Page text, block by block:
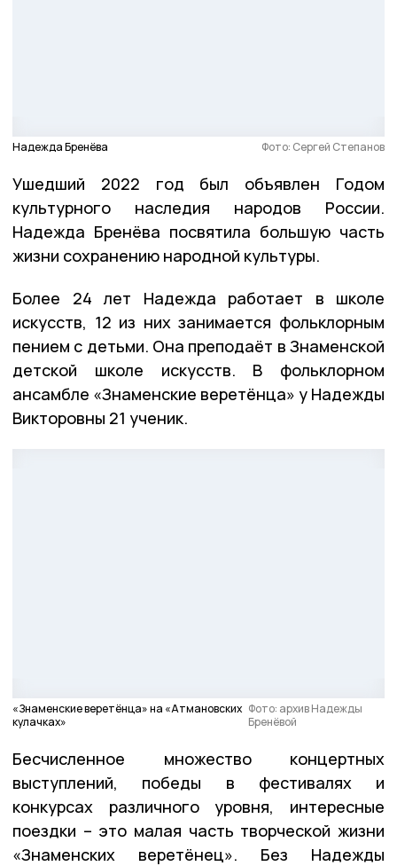
Надежда Бренёва Фото: Сергей Степанов
Ушедший 2022 год был объявлен Годом
культурного наследия народов России.
Надежда Бренёва посвятила большую часть
жизни сохранению народной культуры.
Более 24 лет Надежда работает в школе
искусств, 12 из них занимается фольклорным
пением с детьми. Она преподаёт в Знаменской
детской школе искусств. В фольклорном
ансамбле «Знаменские веретёнца» у Надежды
Викторовны 21 ученик.
«Знаменские веретёнца» на «Атмановских
кулачках»
Фото: архив Надежды
Бренёвой
Бесчисленное множество концертных
выступлений, победы в фестивалях и
конкурсах различного уровня, интересные
поездки – это малая часть творческой жизни
«Знаменских веретёнец». Без Надежды